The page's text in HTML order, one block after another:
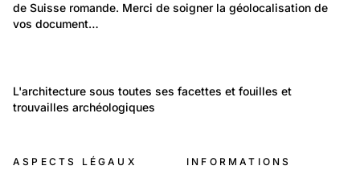
Monuments religieux
de Suisse romande. Merci de soigner la géolocalisation de
vos document…
Monuments religieux
Lieux: International
Architecture / Archéologie
L'architecture sous toutes ses facettes et fouilles et
trouvailles archéologiques
Patrimoine religieux
ASPECTS LÉGAUX INFORMATIONS